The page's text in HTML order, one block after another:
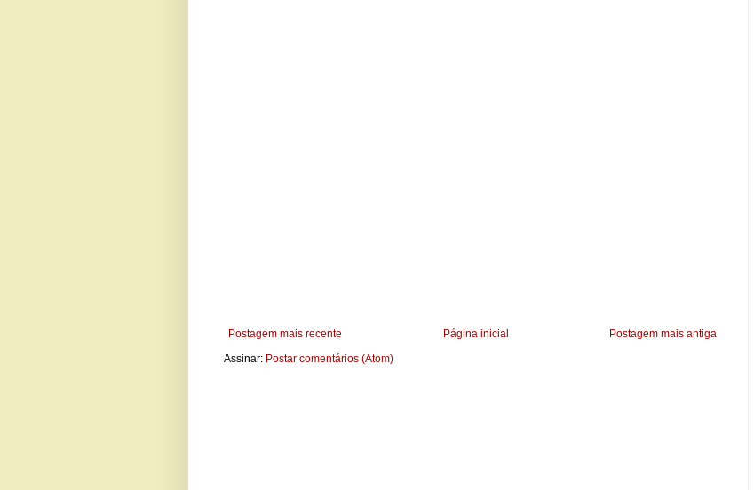
Postagem mais recente Postagem mais antiga
Página inicial
Assinar: Postar comentários (Atom)